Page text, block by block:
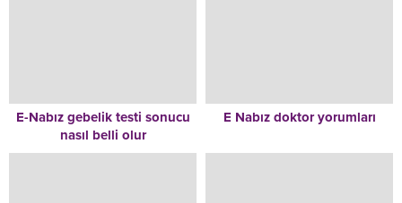
E-Nabız gebelik testi sonucu
nasıl belli olur
E Nabız doktor yorumları